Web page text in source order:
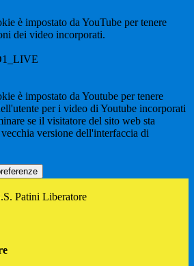
è impostato da YouTube per tenere
dei video incorporati.
è impostato da Youtube per tenere
per i video di Youtube incorporati
se il visitatore del sito web sta
versione dell'interfaccia di
Patini Liberatore